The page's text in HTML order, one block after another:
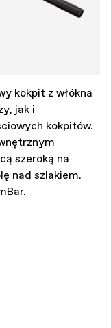
kokpit z włókna
jak i
kokpitów.
szeroką na
nad szlakiem.